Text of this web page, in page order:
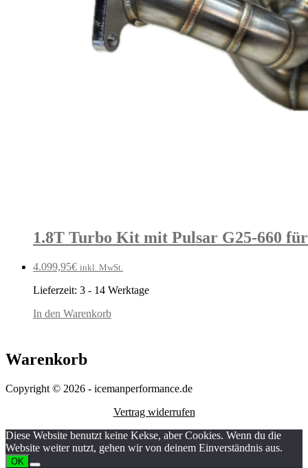
1.8T Turbo Kit mit Pulsar G25-660
4.099,95€ inkl. MwSt.
Lieferzeit: 3 - 14 Werktage
In den Warenkorb
Warenkorb
Copyright © 2026 - icemanperformance.de
Vertrag widerrufen
Diese Website benutzt keine Kekse, aber Cookies. Wenn du die
Website weiter nutzt, gehen wir von deinem Einverständnis aus.
OK